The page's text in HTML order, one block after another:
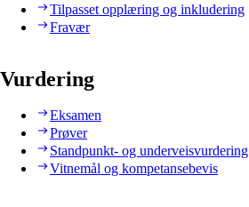
Tilpasset opplæring og inkludering
Fravær
Vurdering
Eksamen
Prøver
Standpunkt- og underveisvurdering
Vitnemål og kompetansebevis